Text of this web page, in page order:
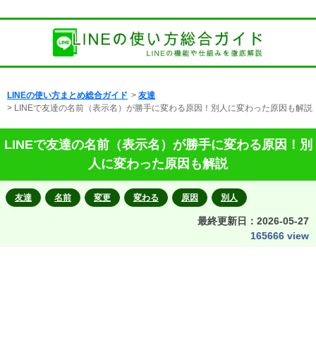
LINEの使い方まとめ総合ガイド > 友達
> LINEで友達の名前（表示名）が勝手に変わる原因！別人に変わった原因も解説
LINEで友達の名前（表示名）が勝手に変わる原因！別
人に変わった原因も解説
友達 名前 変更 変わる 原因 別人
最終更新日： 2026-05-27
165666 view